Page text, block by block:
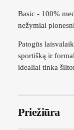
Basic - 100%
nežymiai
Patogūs
sportišką ir
idealiai tinka
Priežiūra